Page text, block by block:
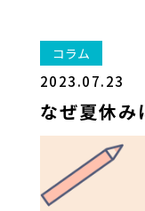
コラム
2023.07.23
なぜ夏休み